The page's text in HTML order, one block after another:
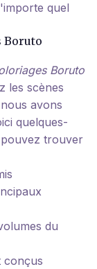
quel
Boruto
Boruto
les scènes
avons
quelques-
trouver
du
conçus